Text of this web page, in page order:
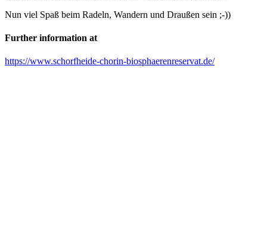
Nun viel Spaß beim Radeln, Wandern und Draußen sein ;-))
Further information at
https://www.schorfheide-chorin-biosphaerenreservat.de/